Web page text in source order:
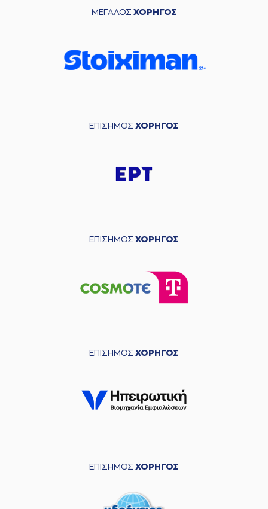
ΜΕΓΑΛΟΣ ΧΟΡΗΓΟΣ
ΕΠΙΣΗΜΟΣ ΧΟΡΗΓΟΣ
ΕΠΙΣΗΜΟΣ ΧΟΡΗΓΟΣ
ΕΠΙΣΗΜΟΣ ΧΟΡΗΓΟΣ
ΕΠΙΣΗΜΟΣ ΧΟΡΗΓΟΣ